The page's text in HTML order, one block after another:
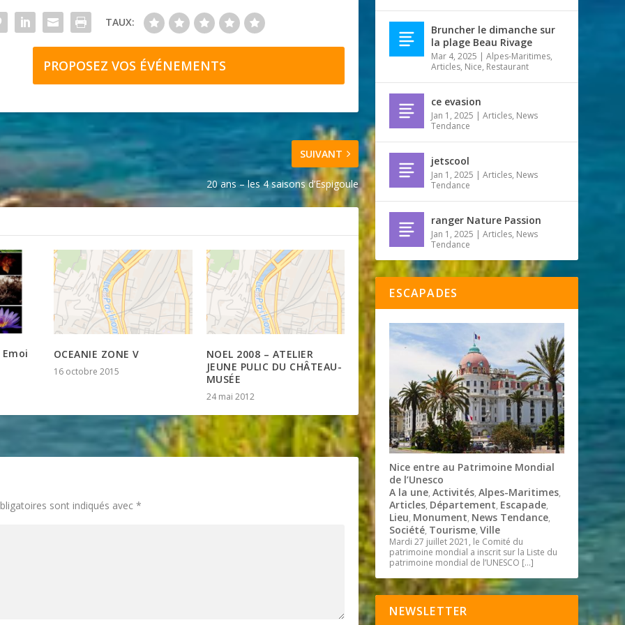
TAUX:
PROPOSEZ VOS ÉVÉNEMENTS
SUIVANT
20 ans – les 4 saisons d’Espigoule
OCEANIE ZONE V
16 octobre 2015
NOEL 2008 – ATELIER
JEUNE PULIC DU CHÂTEAU-
MUSÉE
24 mai 2012
sont indiqués avec*
Bruncher le dimanche sur
la plage Beau Rivage
Mar 4, 2025 |Alpes-Maritimes,
Articles, Nice, Restaurant
ce evasion
Jan 1, 2025 |Articles, News
Tendance
jetscool
Jan 1, 2025 |Articles, News
Tendance
ranger Nature Passion
Jan 1, 2025 |Articles, News
Tendance
ESCAPADES
Nice entre au Patrimoine Mondial
de l’Unesco
A la une,Activités,Alpes-Maritimes,
Articles, Département, Escapade,
Lieu, Monument, News Tendance,
Société, Tourisme,Ville
Mardi 27 juillet 2021, le Comité du
patrimoine mondial a inscrit sur la Liste du
patrimoine mondial de l’UNESCO […]
NEWSLETTER